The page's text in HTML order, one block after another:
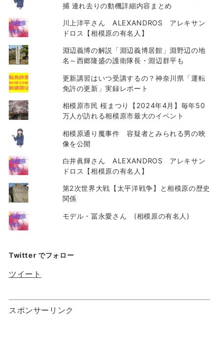
捕 連れ去りの動機詳細内容まとめ
川上洋平さん ALEXANDROS アレキサン
ドロス【相模原の有名人】
淵辺義博の解説「淵辺義博居館」淵野辺の地
名～西郷隆盛の護衛隊長・淵辺群平も
更新講習はいつ受講するの？神奈川県「運転
免許の更新」実録レポート
相模原市民 桜まつり【2024年4月】毎年50
万人が訪れる相模原市最大のイベント
相模原通り魔事件 容疑者とみられる男の映
像を公開
白井眞輝さん ALEXANDROS アレキサン
ドロス【相模原の有名人】
第2次世界大戦【太平洋戦争】と相模原の歴史
関係
モデル・冨永愛さん (相模原の有名人)
Twitter でフォロー
ツイート
スポンサーリンク